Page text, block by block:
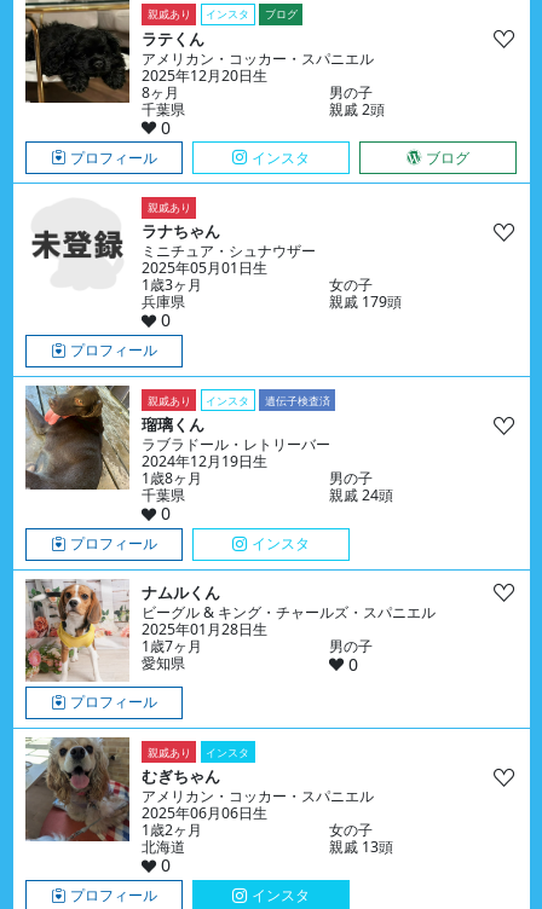
親戚あり インスタ ブログ
ラテくん
アメリカン・コッカー・スパニエル
2025年12月20日生
8ヶ月
男の子
千葉県
親戚 2頭
0
プロフィール インスタ ブログ
親戚あり
ラナちゃん
ミニチュア・シュナウザー
2025年05月01日生
1歳3ヶ月
女の子
兵庫県
親戚 179頭
0
プロフィール
親戚あり インスタ 遺伝子検査済
瑠璃くん
ラブラドール・レトリーバー
2024年12月19日生
1歳8ヶ月
男の子
千葉県
親戚 24頭
0
プロフィール インスタ
ナムルくん
ビーグル & キング・チャールズ・スパニエル
2025年01月28日生
1歳7ヶ月
男の子
愛知県
0
プロフィール
親戚あり インスタ
むぎちゃん
アメリカン・コッカー・スパニエル
2025年06月06日生
1歳2ヶ月
女の子
北海道
親戚 13頭
0
プロフィール インスタ